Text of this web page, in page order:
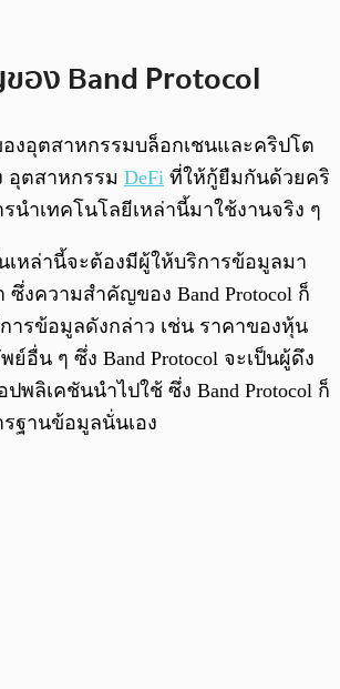
อง Band Protocol
งอุตสาหกรรมบล็อกเชนและคริปโต
อุตสาหกรรม DeFi ที่ให้กู้ยืมกันด้วยคริ
นำเทคโนโลยีเหล่านี้มาใช้งานจริง ๆ
เหล่านี้จะต้องมีผู้ให้บริการข้อมูลมา
ซึ่งความสำคัญของ Band Protocol ก็
ารข้อมูลดังกล่าว เช่น ราคาของหุ้น
อื่น ๆ ซึ่ง Band Protocol จะเป็นผู้ดึง
พลิเคชันนำไปใช้ ซึ่ง Band Protocol ก็
ฐานข้อมูลนั่นเอง